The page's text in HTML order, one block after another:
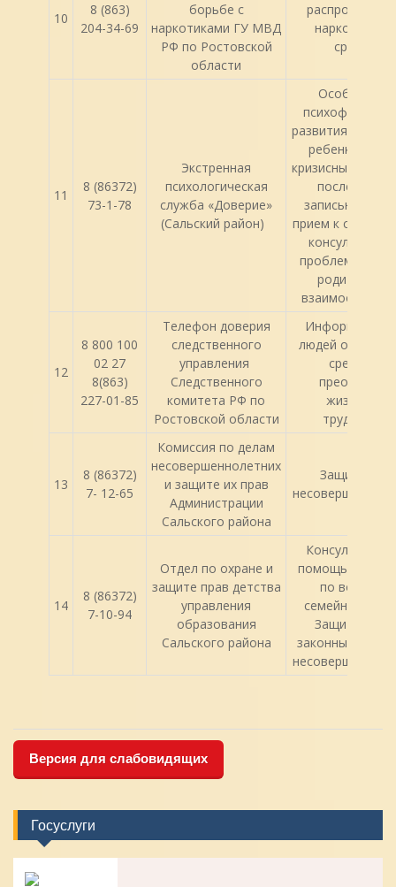
10
8 (863)
204-34-69
борьбе с
наркотиками ГУ МВД
РФ по Ростовской
области
средств.
11
8 (86372)
73-1-78
Экстренная
психологическая
служба «Доверие»
(Сальский район)
развития и
ребенка,
кризисные
записью на
прием к
консультации
проблемам
12
8 800 100
02 27
8(863)
227-01-85
Телефон доверия
следственного
управления
Следственного
комитета РФ по
Ростовской области
людей о
средствах
жизненных
трудностей.
13
8 (86372)
7- 12-65
Комиссия по делам
несовершеннолетних
и защите их прав
Администрации
Сальского района
Защита
14
8 (86372)
7-10-94
Отдел по охране и
защите прав детства
управления
образования
Сальского района
помощь
по
семейного
Защита прав
законных
Версия для слабовидящих
Госуслуги